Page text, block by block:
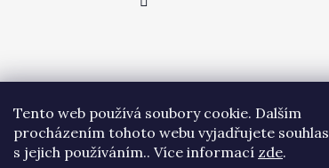
Tento web používá soubory cookie. Dalším
procházením tohoto webu vyjadřujete souhlas
s jejich používáním.. Více informací zde.